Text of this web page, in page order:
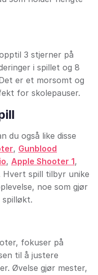
3 stjerner på
i spillet og 8
er et morsomt og
for skolepauser.
du også like disse
, Gunblood
, Apple Shooter 1,
Hvert spill tilbyr unike
noe som gjør
fokuser på
til å justere
Øvelse gjør mester,